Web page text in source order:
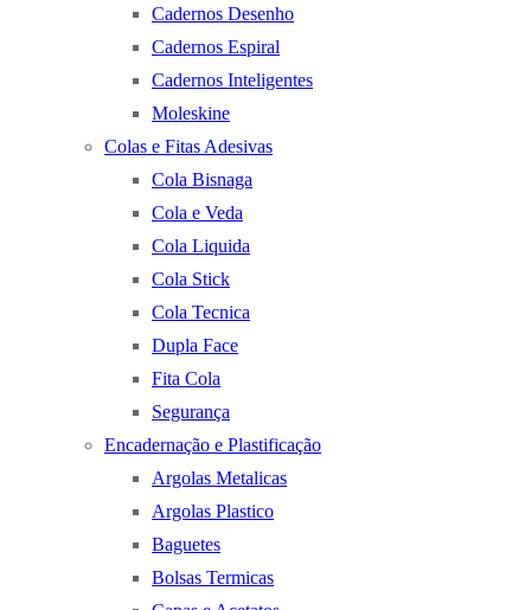
Cadernos Desenho
Cadernos Espiral
Cadernos Inteligentes
Moleskine
Colas e Fitas Adesivas
Cola Bisnaga
Cola e Veda
Cola Liquida
Cola Stick
Cola Tecnica
Dupla Face
Fita Cola
Segurança
Encadernação e Plastificação
Argolas Metalicas
Argolas Plastico
Baguetes
Bolsas Termicas